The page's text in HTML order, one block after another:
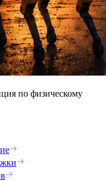
по физическому